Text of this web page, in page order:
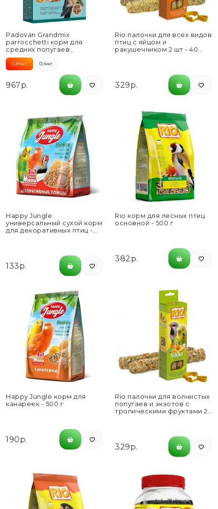
Padovan Grandmix
parrocchetti корм для
средних попугаев
комплексный основной -
850 г
0,85кг 0,4кг
967р.
Rio палочки для всех видов
птиц с яйцом и
ракушечником 2 шт - 40...
329р.
Happy Jungle
универсальный сухой корм
для декоративных птиц -
133р.
Rio корм для лесных птиц
основной - 500 г
382р.
Happy Jungle корм для
канареек - 500 г
190р.
Rio палочки для волнистых
попугаев и экзотов с
тропическими фруктами 2
329р.